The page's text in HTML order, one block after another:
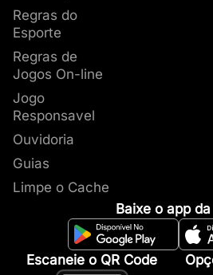
Regras do
Esporte
Regras de
Jogos On-line
Jogo
Responsavel
Ouvidoria
Guias
Limpe o Cache
Baixe o app da
Escaneie o QR Code